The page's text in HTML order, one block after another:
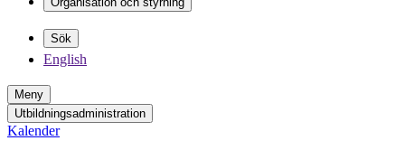
Sök
English
Meny
Utbildningsadministration
Kalender